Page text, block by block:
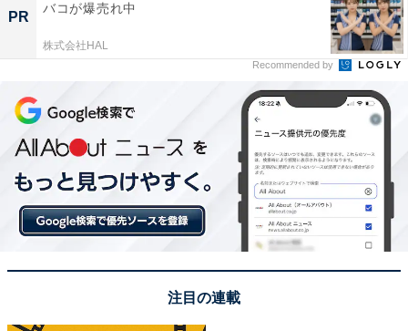
PR
バコが爆売れ中
株式会社HAL
Recommended by
注目の連載